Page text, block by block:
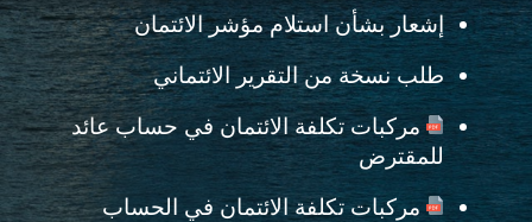
إشعار بشأن استلام مؤشر الائتمان
طلب نسخة من التقرير الائتماني
مركبات تكلفة الائتمان في حساب عائد
للمقترض
مركبات تكلفة الائتمان في الحساب